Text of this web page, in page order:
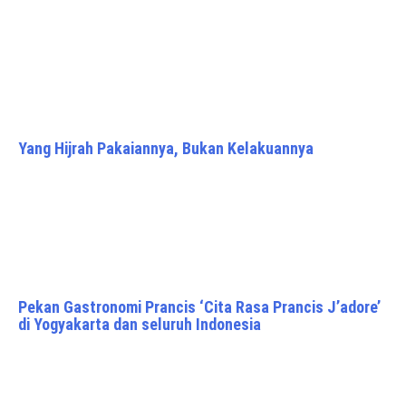
Yang Hijrah Pakaiannya, Bukan Kelakuannya
Pekan Gastronomi Prancis ‘Cita Rasa Prancis J’adore’
di Yogyakarta dan seluruh Indonesia